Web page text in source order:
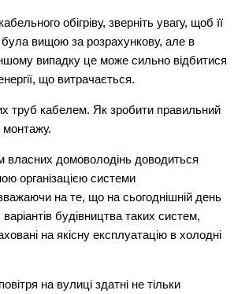
обігріву, зверніть увагу, щоб її
була вищою за розрахункову, але в
випадку це може сильно відбитися
що витрачається.
труб кабелем. Як зробити правильний
монтажу.
власних домоволодінь доводиться
організацією системи
на те, що на сьогоднішній день
будівництва таких систем,
на якісну експлуатацію в холодні
на вулиці здатні не тільки